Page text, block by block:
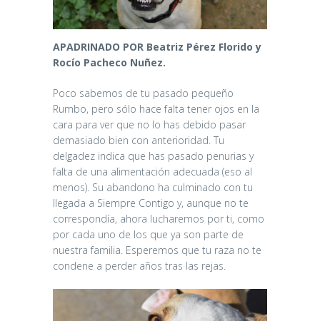
APADRINADO POR Beatriz Pérez Florido y
Rocío Pacheco Nuñez.
Poco sabemos de tu pasado pequeño
Rumbo, pero sólo hace falta tener ojos en la
cara para ver que no lo has debido pasar
demasiado bien con anterioridad. Tu
delgadez indica que has pasado penurias y
falta de una alimentación adecuada (eso al
menos). Su abandono ha culminado con tu
llegada a Siempre Contigo y, aunque no te
correspondía, ahora lucharemos por ti, como
por cada uno de los que ya son parte de
nuestra familia. Esperemos que tu raza no te
condene a perder años tras las rejas.